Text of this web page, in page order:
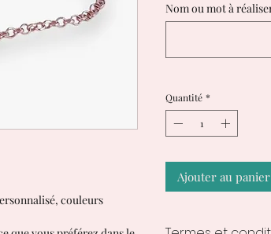
couleurs
Nom ou mot à
Quantité *
Ajouter au panier